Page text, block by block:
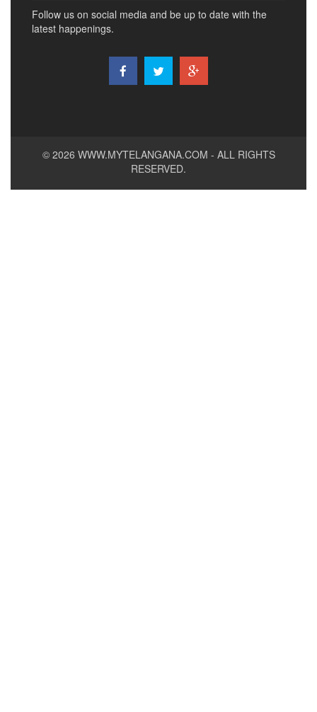
Follow us on social media and be up to date with the
latest happenings.
© 2026 WWW.MYTELANGANA.COM - ALL RIGHTS
RESERVED.